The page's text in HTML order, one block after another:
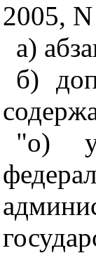
2005,
а)
б)
"о)